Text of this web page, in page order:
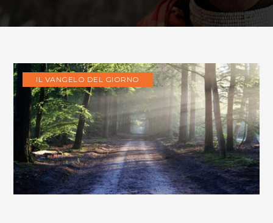
IL VANGELO DEL GIORNO